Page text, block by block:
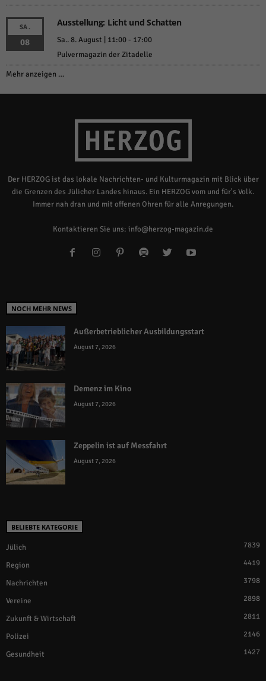
SA.
08
Ausstellung: Licht und Schatten
Sa.. 8. August | 11:00- 17:00
Pulvermagazin der Zitadelle
Mehr anzeigen …
Der HERZOG ist das lokale Nachrichten- und Kulturmagazin mit Blick über
die Grenzen des Jülicher Landes hinaus. Ein HERZOG vom und für's Volk.
Immer nah dran und mit offenen Ohren für alle Anregungen.
Kontaktieren Sie uns: info@herzog-magazin.de
NOCH MEHR NEWS
Außerbetrieblicher Ausbildungsstart
August 7, 2026
Demenz im Kino
August 7, 2026
Zeppelin ist auf Messfahrt
August 7, 2026
BELIEBTE KATEGORIE
Jülich 7839
Region 4419
Nachrichten 3798
Vereine 2898
Zukunft & Wirtschaft 2811
Polizei 2146
Gesundheit 1427